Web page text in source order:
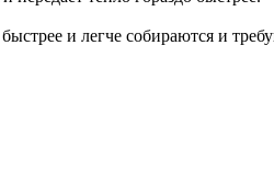
и легче собираются и